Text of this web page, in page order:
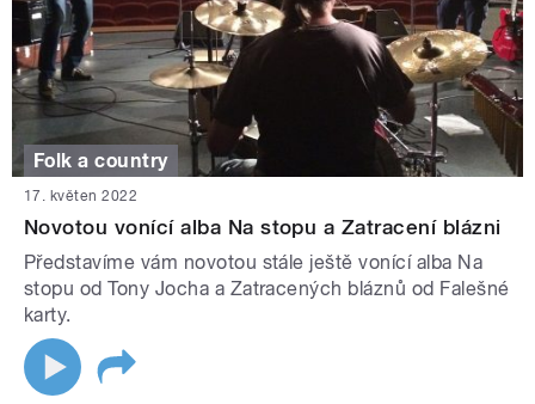
Folk a country
17. květen 2022
Novotou vonící alba Na stopu a Zatracení blázni
Představíme vám novotou stále ještě vonící alba Na
stopu od Tony Jocha a Zatracených bláznů od Falešné
karty.